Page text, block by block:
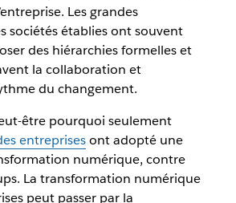
Les grandes
sociétés établies ont souvent
des hiérarchies formelles et
la collaboration et
du changement.
être pourquoi seulement
entreprisesont adopté une
numérique, contre
La transformation numérique
peut passer par la